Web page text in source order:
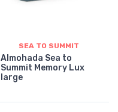
SEA TO SUMMIT
Almohada Sea to
Summit Memory Lux
large